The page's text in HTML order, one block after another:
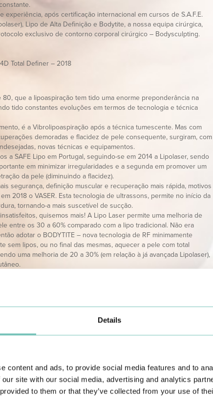
Details
content and ads, to provide social media features and to
site with our social media, advertising and analytics
to them or that they’ve collected from your use of
experiência, após certificação internacional em cursos de S.A.F.E.
Lipo de Alta Definição e Bodytite, a nossa equipa cirúrgica,
exclusivo de contorno corporal cirúrgico – Bodysculpting.
Total Definer – 2018
80, que a lipoaspiração tem tido uma enorme preponderância na
tido constantes evoluções em termos de tecnologia e técnica
é a Vibrolipoaspiração após a técnica tumescente. Mas com
demoradas e flacidez de pele consequente, surgiram, com
novas técnicas e equipamentos.
a SAFE Lipo em Portugal, seguindo-se em 2014 a Lipolaser, sendo
em minimizar irregularidades e a segunda em promover um
da pele (diminuindo a flacidez).
segurança, definição muscular e recuperação mais rápida, motivos
2018 o VASER. Esta tecnologia de ultrassons, permite no início da
tornando-a mais suscetível de sucção.
quisemos mais! A Lipo Laser permite uma melhoria de
entre os 30 a 60% comparado com a lipo tradicional. Não era
adotar o BODYTITE – nova tecnologia de RF minimamente
sem lipos, ou no final das mesmas, aquecer a pele com total
uma melhoria de 20 a 30% (em relação à já avançada Lipolaser),
standard, são usadas várias técnicas de acordo com cada área do
É esta receita que nos torna únicos, adaptando a cada caso, a
é necessário adicionar a Lipolaser ou o Bodytite para o
algo que até agora não era praticado na Cirurgia de contorno